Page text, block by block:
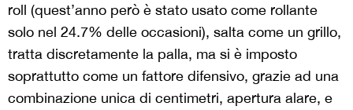
roll (quest’anno però è stato usato come rollante
solo nel 24.7% delle occasioni), salta come un grillo,
tratta discretamente la palla, ma si è imposto
soprattutto come un fattore difensivo, grazie ad una
combinazione unica di centimetri, apertura alare, e